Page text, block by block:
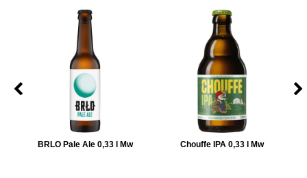
BRLO Pale Ale 0,33 l Mw Chouffe IPA 0,33 l Mw